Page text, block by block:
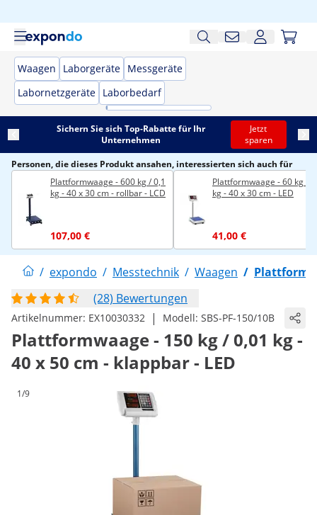
Waagen Laborgeräte Messgeräte
Labornetzgeräte Laborbedarf
Sichern Sie sich Top-Rabatte für Ihr
Unternehmen
Jetzt
sparen
Personen, die dieses Produkt ansahen, interessierten sich auch für
Plattformwaage - 600 kg / 0,1
kg - 40 x 30 cm - rollbar - LCD
107,00 €
Plattformwaage - 60 kg /
kg - 40 x 30 cm - LED
41,00 €
/ expondo / Messtechnik / Waagen /
(28) Bewertungen
Artikelnummer: EX10030332 | Modell: SBS-PF-150/10B
Plattformwaage - 150 kg / 0,01 kg -
40 x 50 cm - klappbar - LED
1/9